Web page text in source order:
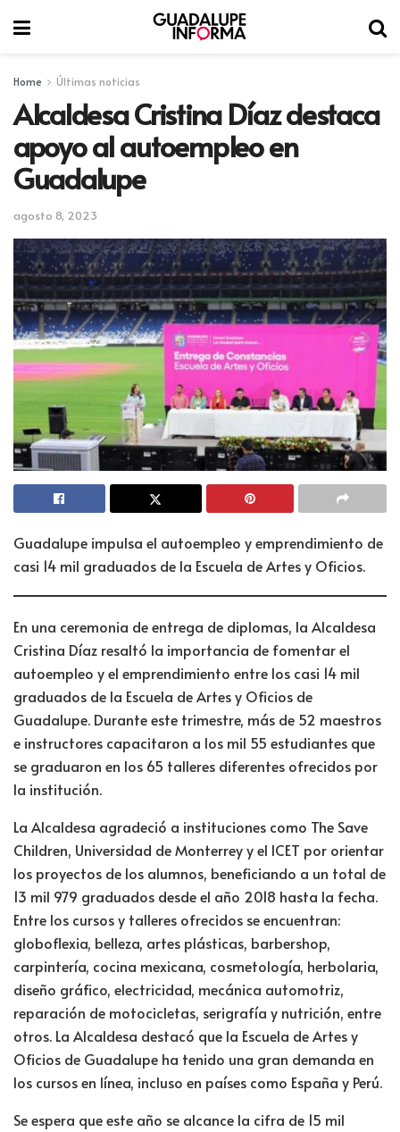
Home Últimas noticias
Alcaldesa Cristina Díaz destaca
apoyo al autoempleo en
Guadalupe
agosto 8, 2023
Guadalupe impulsa el autoempleo y emprendimiento de
casi 14 mil graduados de la Escuela de Artes y Oficios.
En una ceremonia de entrega de diplomas, la Alcaldesa
Cristina Díaz resaltó la importancia de fomentar el
autoempleo y el emprendimiento entre los casi 14 mil
graduados de la Escuela de Artes y Oficios de
Guadalupe. Durante este trimestre, más de 52 maestros
e instructores capacitaron a los mil 55 estudiantes que
se graduaron en los 65 talleres diferentes ofrecidos por
la institución.
La Alcaldesa agradeció a instituciones como The Save
Children, Universidad de Monterrey y el ICET por orientar
los proyectos de los alumnos, beneficiando a un total de
13 mil 979 graduados desde el año 2018 hasta la fecha.
Entre los cursos y talleres ofrecidos se encuentran:
globoflexia, belleza, artes plásticas, barbershop,
carpintería, cocina mexicana, cosmetología, herbolaria,
diseño gráfico, electricidad, mecánica automotriz,
reparación de motocicletas, serigrafía y nutrición, entre
otros. La Alcaldesa destacó que la Escuela de Artes y
Oficios de Guadalupe ha tenido una gran demanda en
los cursos en línea, incluso en países como España y Perú.
Se espera que este año se alcance la cifra de 15 mil